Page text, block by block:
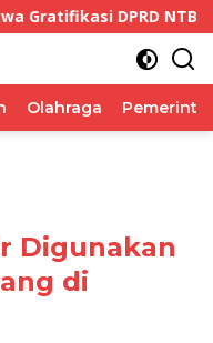
DPRD NTB Tegaskan
Olahraga
Digunakan
di